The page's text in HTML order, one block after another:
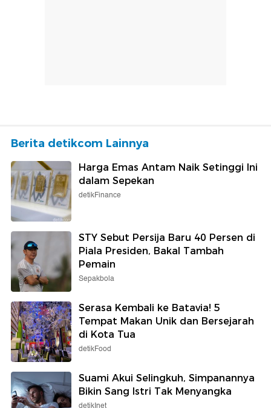
Berita detikcom Lainnya
Harga Emas Antam Naik Setinggi Ini
dalam Sepekan
detikFinance
STY Sebut Persija Baru 40 Persen di
Piala Presiden, Bakal Tambah
Pemain
Sepakbola
Serasa Kembali ke Batavia! 5
Tempat Makan Unik dan Bersejarah
di Kota Tua
detikFood
Suami Akui Selingkuh, Simpanannya
Bikin Sang Istri Tak Menyangka